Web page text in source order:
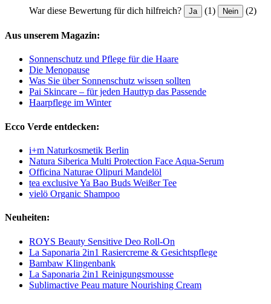
War diese Bewertung für dich hilfreich? Ja (1) Nein (2)
Aus unserem Magazin:
Sonnenschutz und Pflege für die Haare
Die Menopause
Was Sie über Sonnenschutz wissen sollten
Pai Skincare – für jeden Hauttyp das Passende
Haarpflege im Winter
Ecco Verde entdecken:
i+m Naturkosmetik Berlin
Natura Siberica Multi Protection Face Aqua-Serum
Officina Naturae Olipuri Mandelöl
tea exclusive Ya Bao Buds Weißer Tee
vielö Organic Shampoo
Neuheiten:
ROYS Beauty Sensitive Deo Roll-On
La Saponaria 2in1 Rasiercreme & Gesichtspflege
Bambaw Klingenbank
La Saponaria 2in1 Reinigungsmousse
Sublimactive Peau mature Nourishing Cream